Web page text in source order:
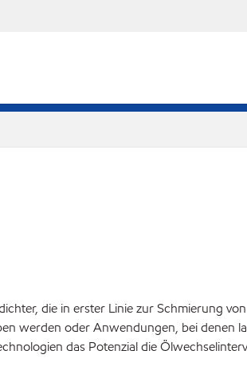
die in erster Linie zur Schmierung
werden oder Anwendungen, bei denen
das Potenzial die